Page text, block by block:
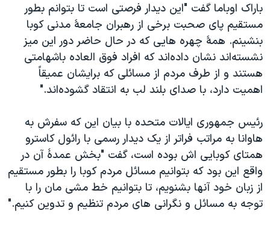
همایش محافظه‌کاران آمریکا «سی‌پک»
صفحه‌های ویژه
سفر پرزیدنت ترامپ به چین
باراک اوباما گفت "اين ديدار فرصتی است تا بتوانم بطور
مستقيم پای صحبت برخی از رهبران جامعۀ مدنی کوبا
بنشينم. همۀ چهره هايی که در حال حاضر دور اين ميز
نشسته‌اند نشان داده‌اند که افراد فوق العاده باشهامتی
هستند و از طرف مردم از مسائلی که برايشان عميقاً
اهميت دارد، با صدای بلند لب به انتقاد گشوده‌اند."
رئیس جمهوری ایالات متحده با بیان این که سفرش به
هاوانا به مراتب فراتر از يک ديدار رسمی با رائول کاسترو
همتای کوبایی اش بوده است، گفت "بخش عمدۀ آن در
واقع اين بود که بتوانيم مسائل مردم کوبا را بطور مستقيم
از زبان خود آنها بشنويم، تا بتوانيم خط مشی مان را با
توجه به مسائل و نگرانی های مردم تنظيم و تدوين کنيم."